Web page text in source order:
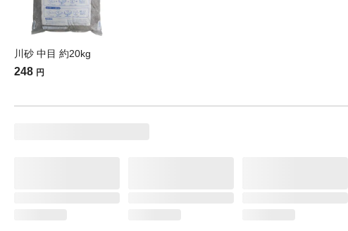
川砂 中目 約20kg
248 円